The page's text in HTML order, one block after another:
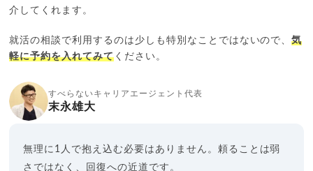
介してくれます。
就活の相談で利用するのは少しも特別なことではないので、気
軽に予約を入れてみて ください。
すべらないキャリアエージェント代表
末永雄大
無理に1人で抱え込む必要はありません。頼ることは弱
さではなく、回復への近道です。